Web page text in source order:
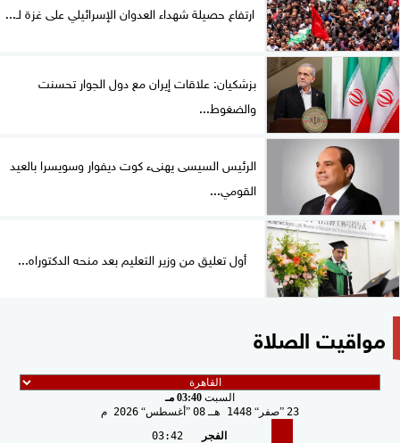
ارتفاع حصيلة شهداء العدوان الإسرائيلي على غزة لـ...
بزشكيان: علاقات إيران مع دول الجوار تحسنت
والضغوط...
الرئيس السيسى يهنىء كوت ديفوار وسويسرا بالعيد
القومي...
أول تعليق من وزير التعليم بعد منحه الدكتوراه...
مواقيت الصلاة
السبت 03:40 مـ
23 صفر 1448 هـ 08 أغسطس 2026 م
الفجر
03:42